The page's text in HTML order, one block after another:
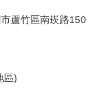
蘆竹區南崁路150
區)